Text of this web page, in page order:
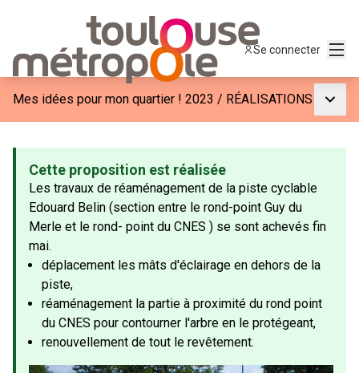
Se connecter
Mes idées pour mon quartier ! 2023 / RÉALISATIONS
Cette proposition est réalisée
Les travaux de réaménagement de la piste cyclable
Edouard Belin (section entre le rond-point Guy du
Merle et le rond- point du CNES ) se sont achevés fin
mai.
déplacement les mâts d'éclairage en dehors de la
piste,
réaménagement la partie à proximité du rond point
du CNES pour contourner l'arbre en le protégeant,
renouvellement de tout le revêtement.